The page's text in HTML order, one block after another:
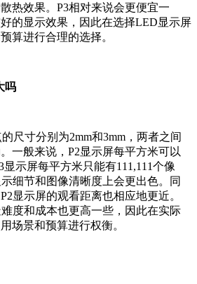
热效果。P3相对来说会更便宜一
的显示效果，因此在选择LED显示屏
算进行合理的选择。
吗
尺寸分别为2mm和3mm，两者之间
一般来说，P2显示屏每平方米可以
显示屏每平方米只能有111,111个像
细节和图像清晰度上会更出色。同
显示屏的观看距离也相应地更近。
度和成本也更高一些，因此在实际
场景和预算进行权衡。